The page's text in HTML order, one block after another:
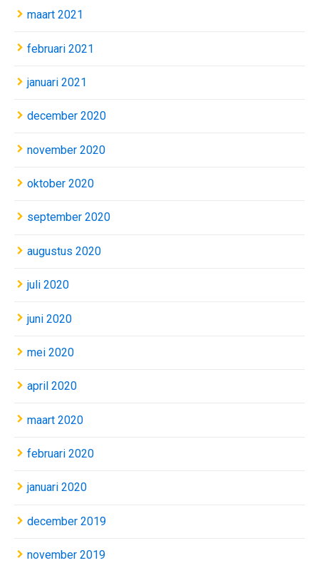
maart 2021
februari 2021
januari 2021
december 2020
november 2020
oktober 2020
september 2020
augustus 2020
juli 2020
juni 2020
mei 2020
april 2020
maart 2020
februari 2020
januari 2020
december 2019
november 2019